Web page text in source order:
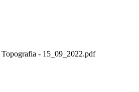
- 15_09_2022.pdf